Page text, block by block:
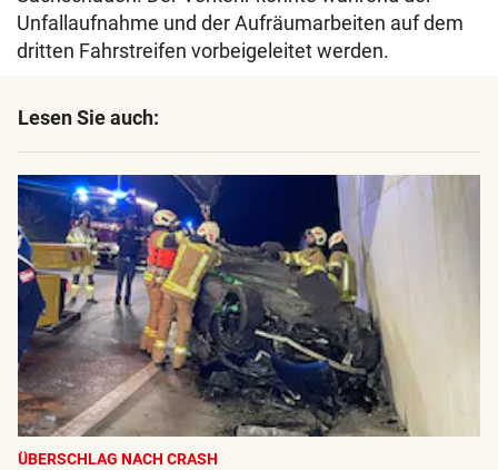
Unfallaufnahme und der Aufräumarbeiten auf dem
dritten Fahrstreifen vorbeigeleitet werden.
Lesen Sie auch:
ÜBERSCHLAG NACH CRASH